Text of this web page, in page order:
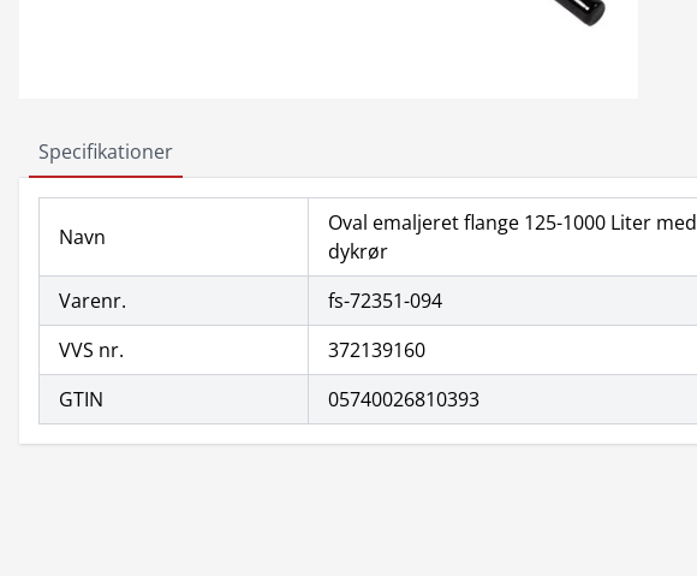
Specifikationer
Navn
Oval emaljeret flange 125-1000 Liter med
dykrør
Varenr.
fs-72351-094
VVS nr.
372139160
GTIN
05740026810393